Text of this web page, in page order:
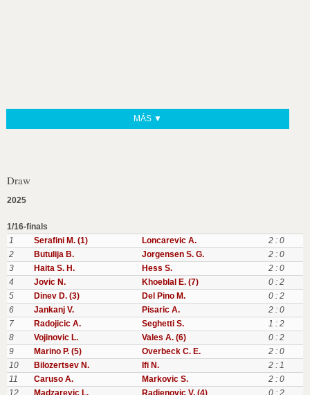
MÁS ▼
Draw
2025
1/16-finals
1
Serafini M. (1) Loncarevic A.
2 : 0
2
Butulija B. Jorgensen S. G.
2 : 0
3
Haita S. H. Hess S.
2 : 0
4
Jovic N. Khoeblal E. (7)
0 : 2
5
Dinev D. (3) Del Pino M.
0 : 2
6
Jankanj V. Pisaric A.
2 : 0
7
Radojicic A. Seghetti S.
1 : 2
8
Vojinovic L. Vales A. (6)
0 : 2
9
Marino P. (5) Overbeck C. E.
2 : 0
10
Bilozertsev N. Ifi N.
2 : 1
11
Caruso A. Markovic S.
2 : 0
12
Madzarevic L. Radjenovic V. (4) 0 : 2